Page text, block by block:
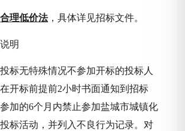
合理低价法，具体详见招标文件。
明
标无特殊情况不参加开标的投标人
开标前提前2小时书面通知到招标
加的6个月内禁止参加盐城市城镇化
标活动，并列入不良行为记录。对